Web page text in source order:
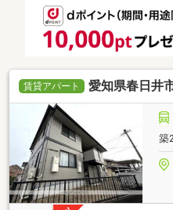
賃貸アパート 愛知県春日井
築